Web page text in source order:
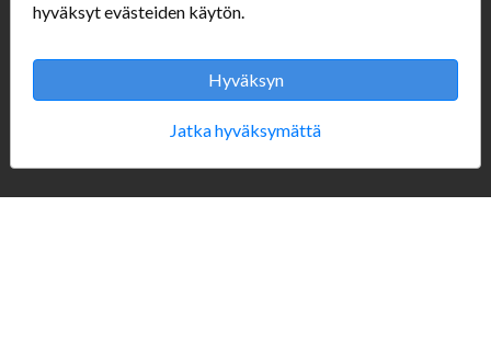
Tilaus- ja toimitusehdot
Mannerheiminkatu 10
Aukioloajat:
hyväksyt evästeiden käytön.
Hyväksyn
Jatka hyväksymättä